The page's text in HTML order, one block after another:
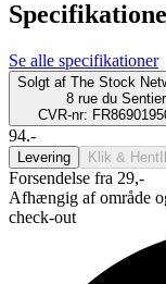
Se alle specifikationer
Solgt af The Stock
8 rue du Sentier
CVR-nr:
94.-
Levering Klik & Hent
Forsendelse fra 29,-
Afhængig af område
check-out